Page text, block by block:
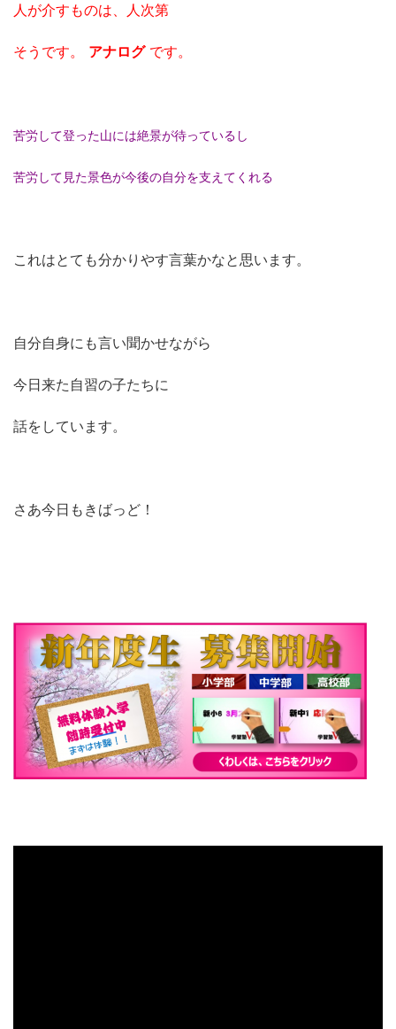
人が介すものは、人次第
そうです。 アナログ です。
苦労して登った山には絶景が待っているし
苦労して見た景色が今後の自分を支えてくれる
これはとても分かりやす言葉かなと思います。
自分自身にも言い聞かせながら
今日来た自習の子たちに
話をしています。
さあ今日もきばっど！